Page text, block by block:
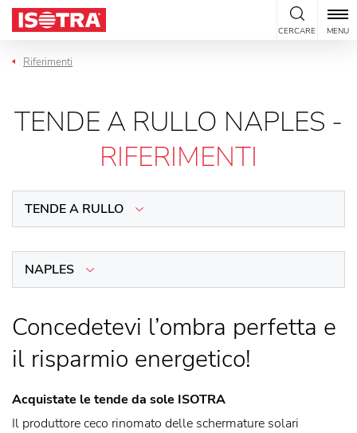
Vai al contenuto
CERCARE MENU
Riferimenti
TENDE A RULLO NAPLES -
RIFERIMENTI
TENDE A RULLO
NAPLES
Concedetevi l’ombra perfetta e
il risparmio energetico!
Acquistate le tende da sole ISOTRA
Il produttore ceco rinomato delle schermature solari